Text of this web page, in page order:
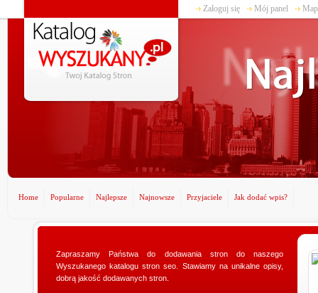
Zaloguj się Mój panel
Home Popularne Najlepsze Najnowsze Przyjaciele Jak dodać wpis?
Zapraszamy Państwa do dodawania stron do naszego
Wyszukanego katalogu stron seo. Stawiamy na unikalne opisy,
dobrą jakość dodawanych stron.
doskonałego prezentu dla swojej
Specjalnie dla Was utworzyliśmy sklep